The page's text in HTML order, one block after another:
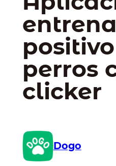
perros
clicker
Dogo